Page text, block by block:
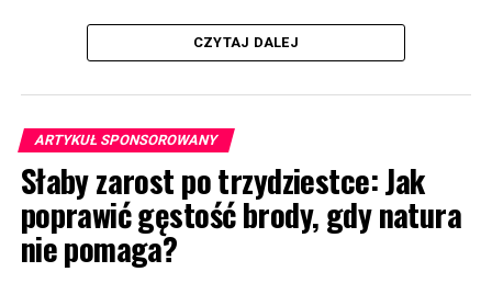
CZYTAJ DALEJ
ARTYKUŁ SPONSOROWANY
Słaby zarost po trzydziestce: Jak
poprawić gęstość brody, gdy natura
nie pomaga?